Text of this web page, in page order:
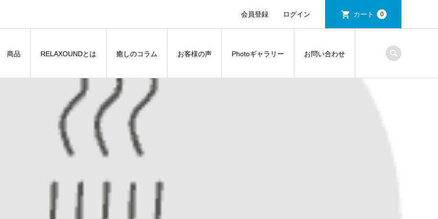
会員登録 ログイン カート 0
商品 RELAXOUNDとは 癒しのコラム お客様の声 Photoギャラリー お問い合わせ